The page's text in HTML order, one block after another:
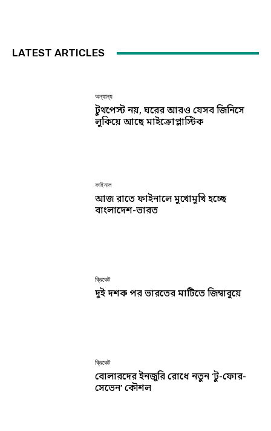
LATEST ARTICLES
অন্যান্য
টুথপেস্ট নয়, ঘরের আরও যেসব জিনিসে
লুকিয়ে আছে মাইক্রোপ্লাস্টিক
ফাইনাল
আজ রাতে ফাইনালে মুখোমুখি হচ্ছে
বাংলাদেশ-ভারত
ক্রিকেট
দুই দশক পর ভারতের মাটিতে জিম্বাবুয়ে
ক্রিকেট
বোলারদের ইনজুরি রোধে নতুন ‘টু-ফোর-
সেভেন’ কৌশল